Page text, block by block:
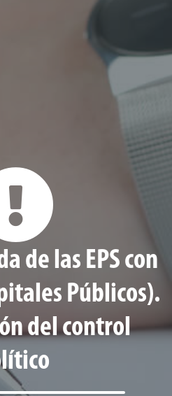
de las EPS con
Públicos).
del control